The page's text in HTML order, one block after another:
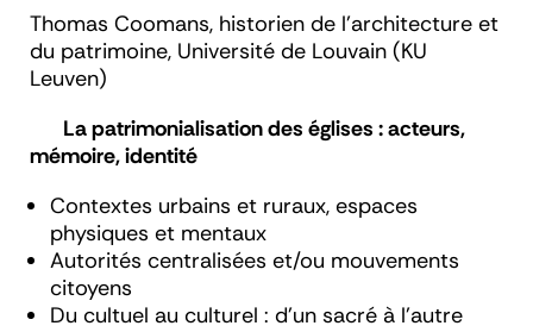
Thomas Coomans, historien de l’architecture et
du patrimoine, Université de Louvain (KU
Leuven)
La patrimonialisation des églises : acteurs,
mémoire, identité
Contextes urbains et ruraux, espaces
physiques et mentaux
Autorités centralisées et/ou mouvements
citoyens
Du cultuel au culturel : d’un sacré à l’autre